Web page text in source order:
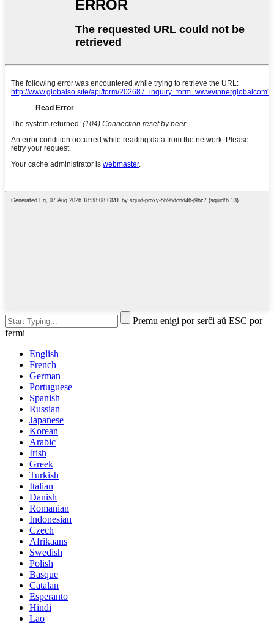
Premu enigi por serĉi aŭ ESC por
fermi
English
French
German
Portuguese
Spanish
Russian
Japanese
Korean
Arabic
Irish
Greek
Turkish
Italian
Danish
Romanian
Indonesian
Czech
Afrikaans
Swedish
Polish
Basque
Catalan
Esperanto
Hindi
Lao